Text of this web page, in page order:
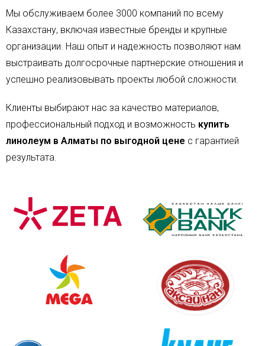
Мы обслуживаем более 3000 компаний по всему
Казахстану, включая известные бренды и крупные
организации. Наш опыт и надежность позволяют нам
выстраивать долгосрочные партнерские отношения и
успешно реализовывать проекты любой сложности.
Клиенты выбирают нас за качество материалов,
профессиональный подход и возможность купить
линолеум в Алматы по выгодной цене с гарантией
результата.